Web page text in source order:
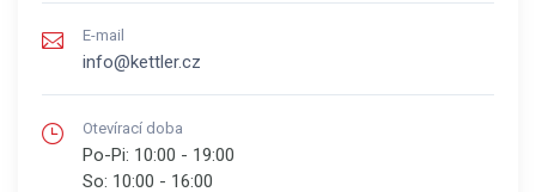
E-mail
info@kettler.cz
Otevírací doba
Po-Pi: 10:00 - 19:00
So: 10:00 - 16:00